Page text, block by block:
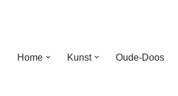
Home Kunst Oude-Doos